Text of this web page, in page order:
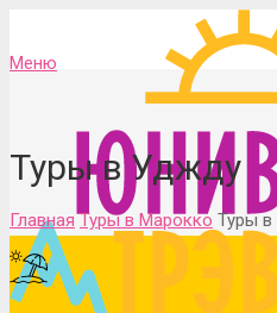
Меню
Туры в Уджду
Главная Туры в Марокко Туры